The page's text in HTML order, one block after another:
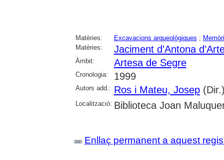
Matèries: Excavacions arqueològiques ;
Matèries:
Jaciment d'Antona
Àmbit: Artesa de Segre
Cronologia: 1999
Autors add.: Ros i Mateu, Josep
Localització: Biblioteca Joan
Enllaç permanent a aquest